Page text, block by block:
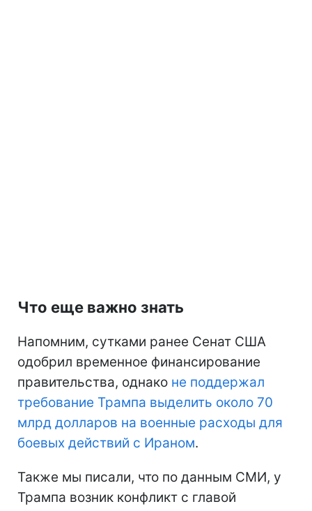
Что еще важно знать
Напомним, сутками ранее Сенат США
одобрил временное финансирование
правительства, однако не поддержал
требование Трампа выделить около 70
млрд долларов на военные расходы для
боевых действий с Ираном.
Также мы писали, что по данным СМИ, у
Трампа возник конфликт с главой